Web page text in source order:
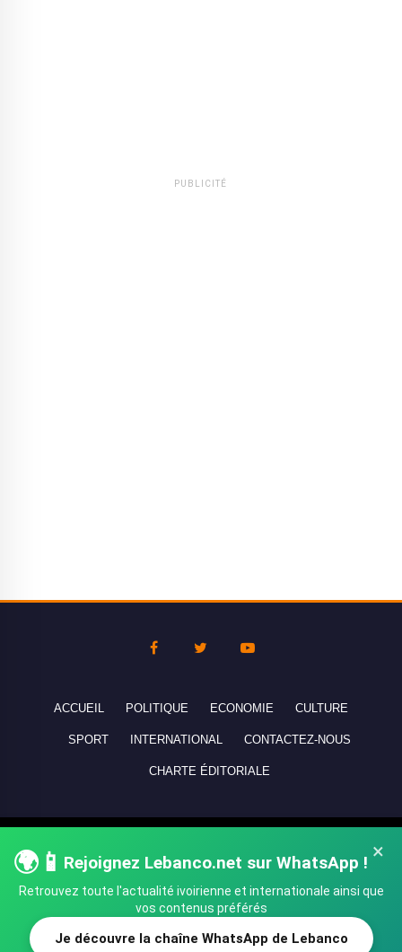
PUBLICITÉ
×
🌍📱 Rejoignez Lebanco.net sur WhatsApp !
Retrouvez toute l'actualité ivoirienne et internationale ainsi que
vos contenus préférés
Je découvre la chaîne WhatsApp de Lebanco
ACCUEIL POLITIQUE ECONOMIE CULTURE
SPORT INTERNATIONAL CONTACTEZ-NOUS
CHARTE ÉDITORIALE
réservés - All rights reserved.